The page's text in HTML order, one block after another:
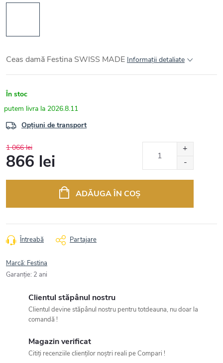
Ceas damă Festina SWISS MADE Informaţii detaliate
În stoc
2026.8.11
Opțiuni de transport
1 066 lei
866 lei
ADĂUGA ÎN COŞ
Întreabă Partajare
Marcă: Festina
Garanţie: 2 ani
Clientul stăpânul nostru
Clientul devine stăpânul nostru pentru totdeauna, nu doar la
comandă !
Magazin verificat
Citiți recenziile clienților noștri reali pe Compari !